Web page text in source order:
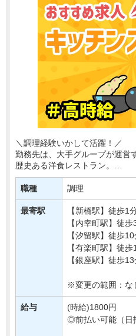
＼調理経験いかして活躍！／
勤務先は、大手グループが運営
歴史ある洋食レストラン。
落ち着いた雰囲気の店内は、
デートや記念日、宴会など幅広
利用される人気のお店です！
そんなレスト・・・
職種 調理
最寄駅
【新橋駅】徒歩1
【内幸町駅】徒歩
【汐留駅】徒歩
【有楽町駅】徒歩
【銀座駅】徒歩
※変更の範囲：な
給与
(時給)1800円
◎前払い可能（日